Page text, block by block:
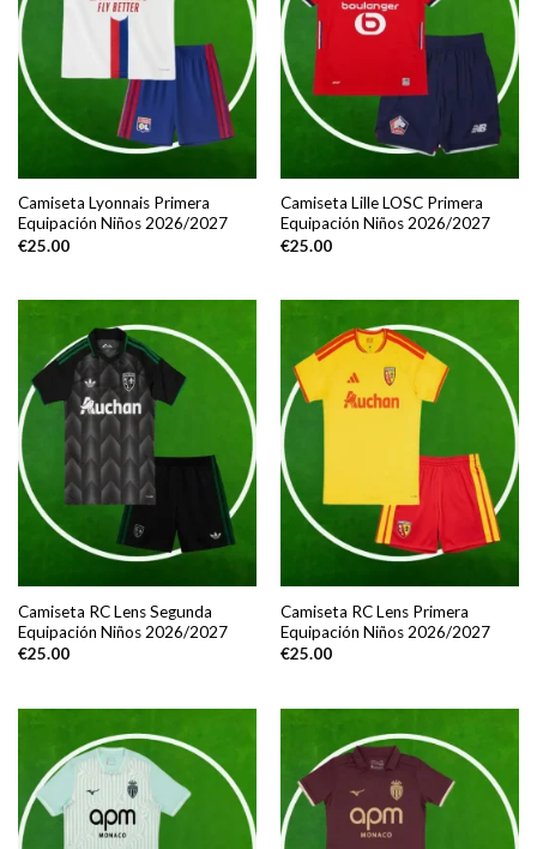
Camiseta Lyonnais Primera
Equipación Niños 2026/2027
€25.00
Camiseta Lille LOSC Primera
Equipación Niños 2026/2027
€25.00
Camiseta RC Lens Segunda
Equipación Niños 2026/2027
€25.00
Camiseta RC Lens Primera
Equipación Niños 2026/2027
€25.00